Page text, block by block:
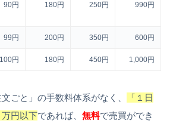
90円 180円 250円 990円
99円 200円 350円 600円
100円 180円 450円 1,000円
ごと」の手数料体系がなく、
「１日
円以下であれば、 無料で売買ができ